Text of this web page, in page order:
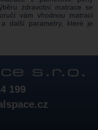
zdravotní matrace se
vám vhodnou matraci
další parametry, které je
199